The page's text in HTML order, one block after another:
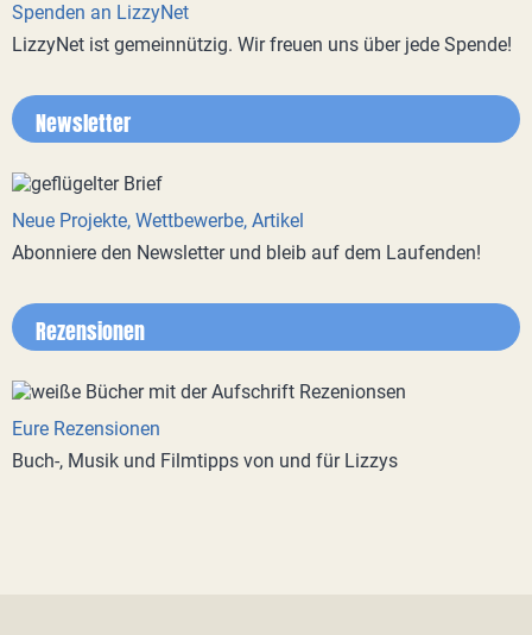
Spenden an LizzyNet
LizzyNet ist gemeinnützig. Wir freuen uns über jede Spende!
Newsletter
Neue Projekte, Wettbewerbe, Artikel
Abonniere den Newsletter und bleib auf dem Laufenden!
Rezensionen
Eure Rezensionen
Buch-, Musik und Filmtipps von und für Lizzys